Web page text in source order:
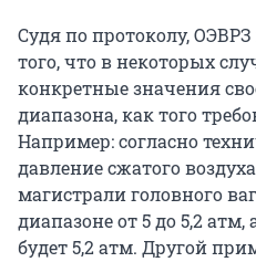
Судя по протоколу,
того, что в некоторых
конкретные значения
диапазона, как того
Например: согласно
давление сжатого
магистрали головного
диапазоне от 5 до 5,2
будет 5,2 атм. Другой